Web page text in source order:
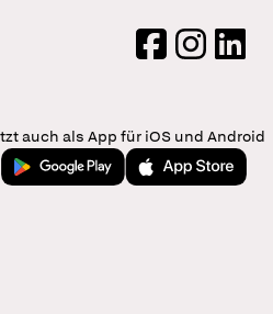
FacebookInstagram
LinkedIn
auch als App für iOS und Android
Jetzt bei Google PlayLaden im App Store